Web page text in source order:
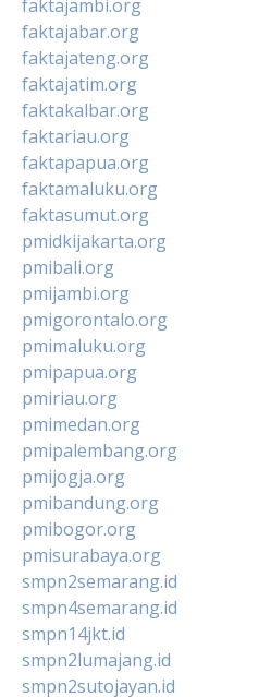
faktajambi.org
faktajabar.org
faktajateng.org
faktajatim.org
faktakalbar.org
faktariau.org
faktapapua.org
faktamaluku.org
faktasumut.org
pmidkijakarta.org
pmibali.org
pmijambi.org
pmigorontalo.org
pmimaluku.org
pmipapua.org
pmiriau.org
pmimedan.org
pmipalembang.org
pmijogja.org
pmibandung.org
pmibogor.org
pmisurabaya.org
smpn2semarang.id
smpn4semarang.id
smpn14jkt.id
smpn2lumajang.id
smpn2sutojayan.id